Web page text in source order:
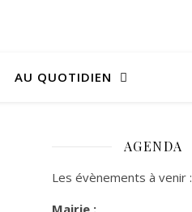
AU QUOTIDIEN
AGENDA
Les évènements à venir :
Mairie :